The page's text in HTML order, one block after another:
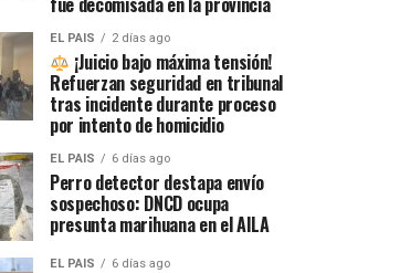
EL PAIS 2 días ago
¡Juicio bajo máxima tensión!
Refuerzan seguridad en tribunal
tras incidente durante proceso
por intento de homicidio
EL PAIS 6 días ago
Perro detector destapa envío
sospechoso: DNCD ocupa
presunta marihuana en el AILA
EL PAIS 6 días ago